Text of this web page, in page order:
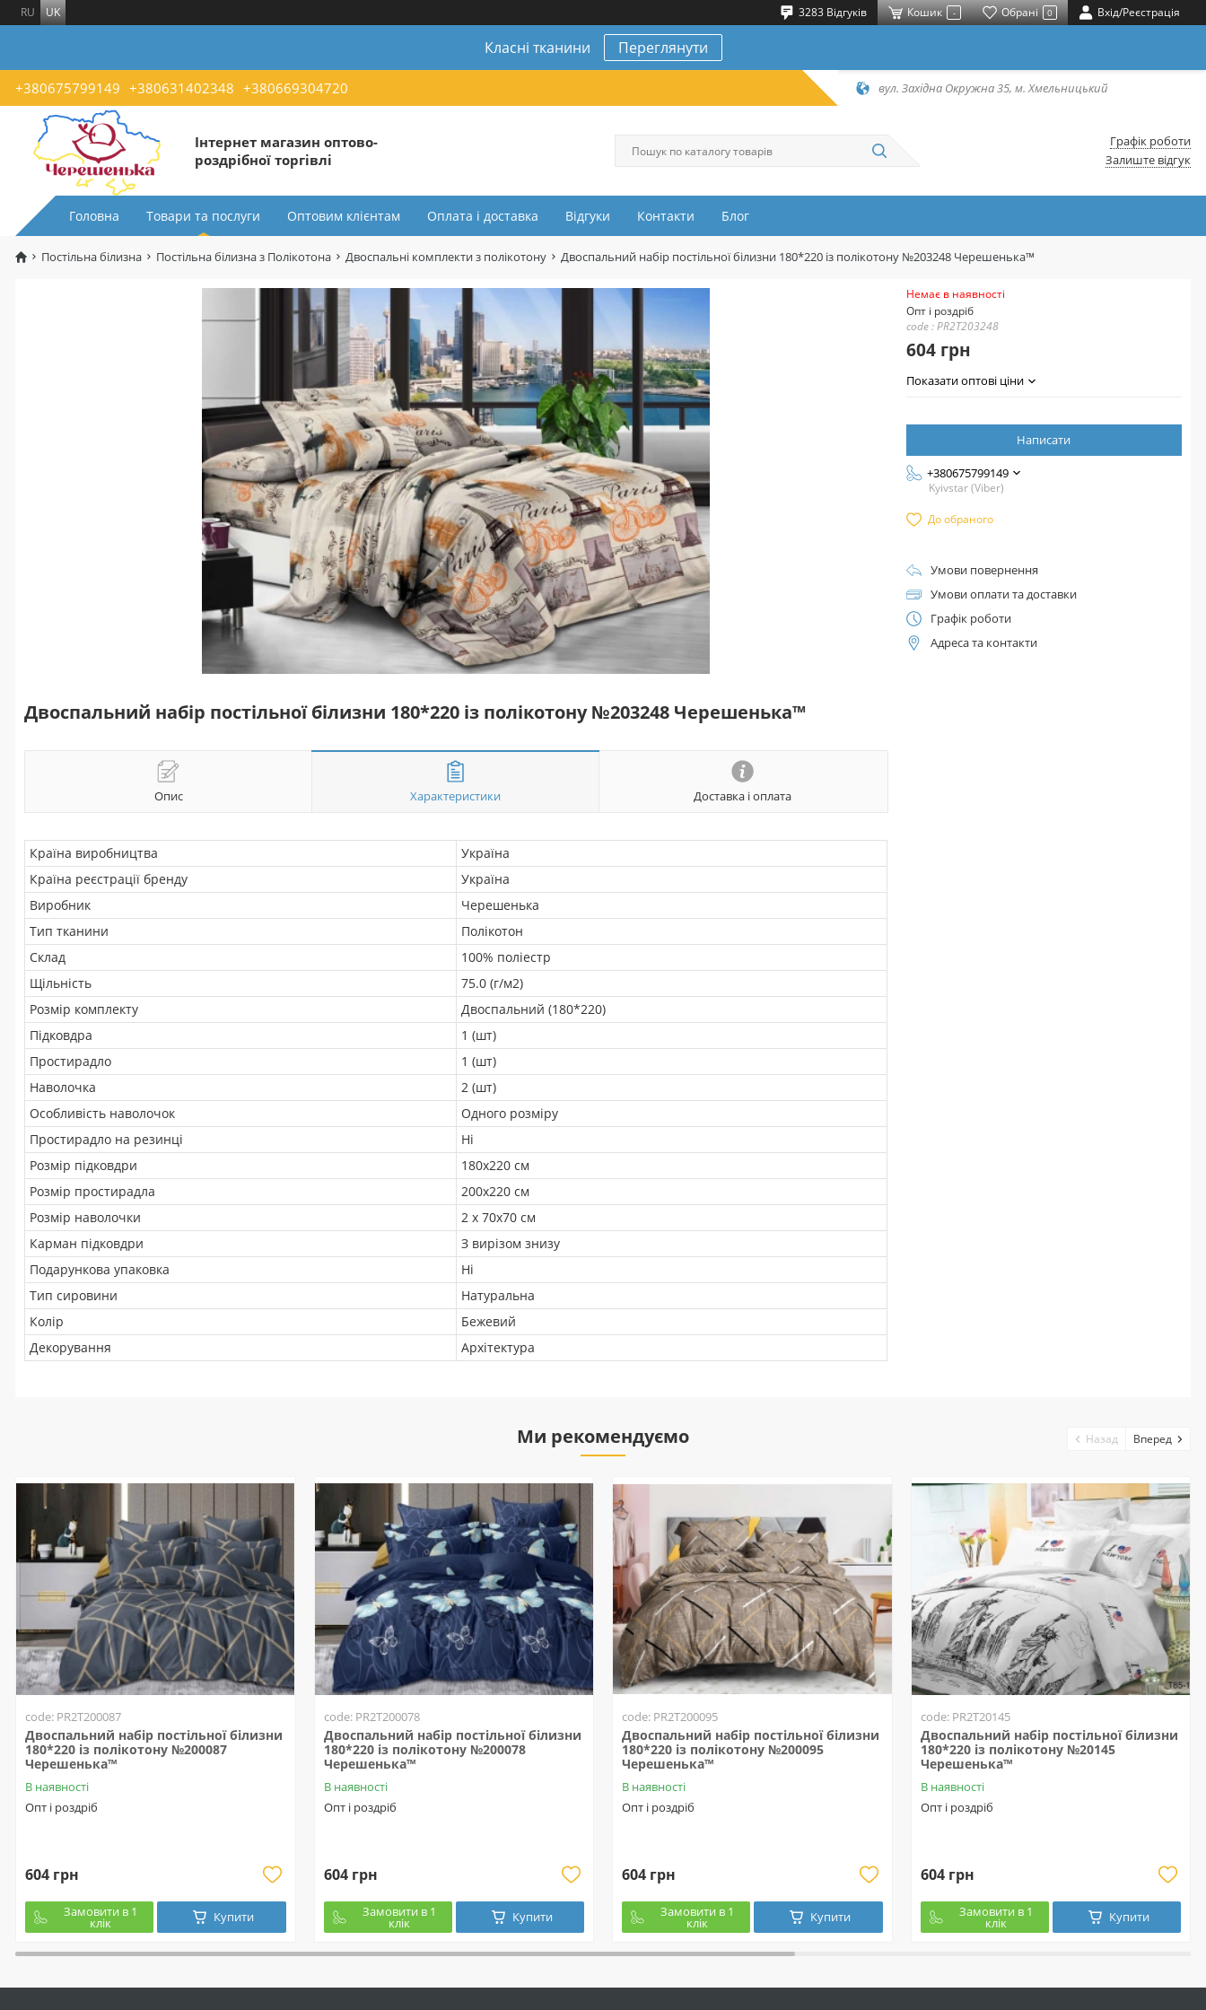
RU UK 3283 Відгуків Кошик - Обрані 0 Вхід/Реєстрація
Класні тканини Переглянути
+380675799149 +380631402348 +380669304720 вул. Західна Окружна 35, м. Хмельницький
Інтернет магазин оптово-
роздрібної торгівлі
Графік роботи
Залиште відгук
Головна Товари та послуги Оптовим клієнтам Оплата і доставка Відгуки Контакти Блог
Постільна білизна Постільна білизна з Полікотона Двоспальні комплекти з полікотону Двоспальний набір постільної білизни 180*220 із полікотону №203248 Черешенька™
Двоспальний набір постільної білизни 180*220 із полікотону №203248 Черешенька™
Опис Характеристики Доставка і оплата
Країна виробництва
Україна
Країна реєстрації бренду
Україна
Виробник
Черешенька
Тип тканини
Полікотон
Склад
100% поліестр
Щільність
75.0 (г/м2)
Розмір комплекту
Двоспальний (180*220)
Підковдра
1 (шт)
Простирадло
1 (шт)
Наволочка
2 (шт)
Особливість наволочок
Одного розміру
Простирадло на резинці
Ні
Розмір підковдри
180х220 см
Розмір простирадла
200х220 см
Розмір наволочки
2 х 70х70 см
Карман підковдри
З вирізом знизу
Подарункова упаковка
Ні
Тип сировини
Натуральна
Колір
Бежевий
Декорування
Архітектура
Немає в наявності
Опт і роздріб
code : PR2T203248
604 грн
Показати оптові ціни
Написати
+380675799149
Kyivstar (Viber)
До обраного
Умови повернення
Умови оплати та доставки
Графік роботи
Адреса та контакти
Ми рекомендуємо
code: PR2T200087
Двоспальний набір постільної білизни
180*220 із полікотону №200087
Черешенька™
В наявності
Опт і роздріб
604 грн
Замовити в 1
клік Купити
code: PR2T200078
Двоспальний набір постільної білизни
180*220 із полікотону №200078
Черешенька™
В наявності
Опт і роздріб
604 грн
Замовити в 1
клік Купити
code: PR2T200095
Двоспальний набір постільної білизни
180*220 із полікотону №200095
Черешенька™
В наявності
Опт і роздріб
604 грн
Замовити в 1
клік Купити
code: PR2T20145
Двоспальний набір постільної білизни
180*220 із полікотону №20145
Черешенька™
В наявності
Опт і роздріб
604 грн
Замовити в 1
клік Купити
Назад Вперед